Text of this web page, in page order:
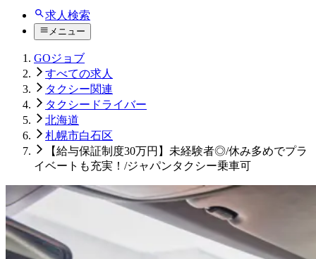
求人検索
メニュー
GOジョブ
すべての求人
タクシー関連
タクシードライバー
北海道
札幌市白石区
【給与保証制度30万円】未経験者◎/休み多めでプラ
イベートも充実！/ジャパンタクシー乗車可